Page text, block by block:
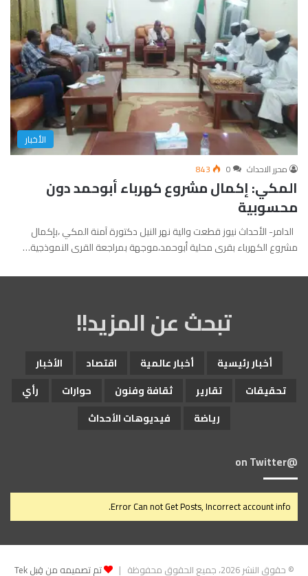
الأخبار
محرر الاحداث 0
843
المكي: إكمال مشروع كهرباء أبوحمد دون
محسوبية
الدامر- الأحداث نيوز قطعت والية نهر النيل دكتورة آمنة المكي ،بإكمال
مشروع الكهرباء بقرى محلية أبوحمد،موجهة بمراجعة القرى النموذجية…
تبحث عن المزيد!!
أخبار رئيسية أخبار عالمية اقتصاد
الأخبار
تحقيقات
تقارير ثقافة وفنون حوارات
رأي
رياضة
فيديوهات الأحداث
@on Twitter
Error Can not Get Posts, Incorrect account info.
© حقوق النشر 2026، جميع الحقوق محفوظة | تم تصميمه من قِبل Tek